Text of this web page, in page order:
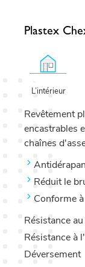
Plastex
L’intérieur
Revêtement
encastrables
chaînes
Réduit le
Conforme
Résistance
2/4
Résistance à
3/4
Déversement
1/4